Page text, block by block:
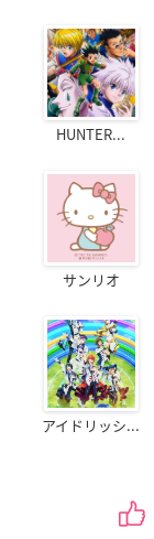
HUNTER...
サンリオ
アイドリッシ...